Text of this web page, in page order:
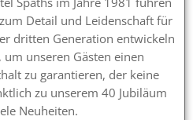
Detail und Leidenschaft für
dritten Generation entwickeln
unseren Gästen einen
zu garantieren, der keine
zu unserem 40 Jubiläum
Neuheiten.